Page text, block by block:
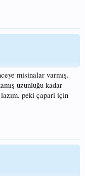
misinalar varmış.
uzunluğu kadar
peki çapari için